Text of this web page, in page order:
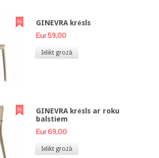
GINEVRA krēsls
Eur 59,00
Ielikt grozā
GINEVRA krēsls ar roku
balstiem
Eur 69,00
Ielikt grozā